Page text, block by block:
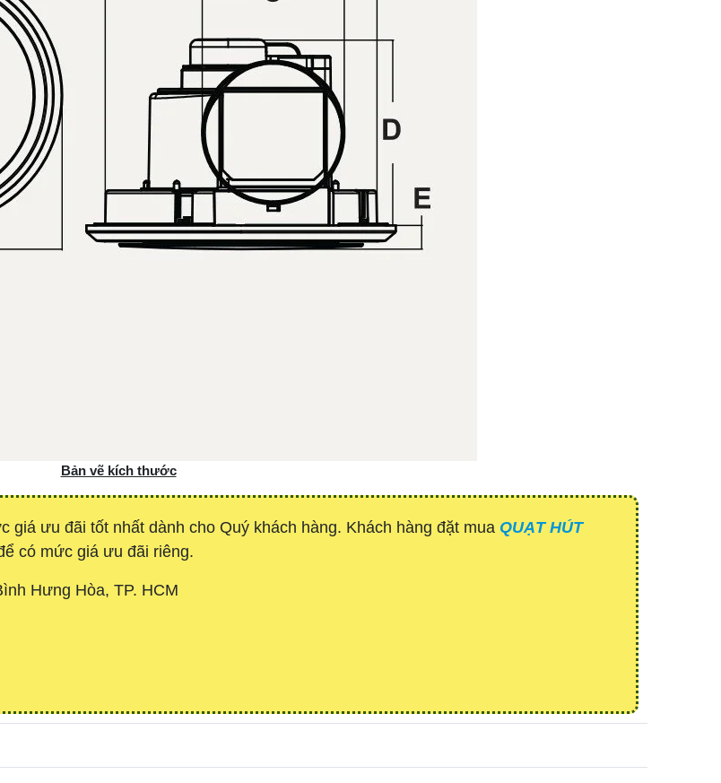
Bản vẽ kích thước
giá ưu đãi tốt nhất dành cho Quý khách hàng. Khách hàng đặt mua QUẠT HÚT
có mức giá ưu đãi riêng.
Hưng Hòa, TP. HCM